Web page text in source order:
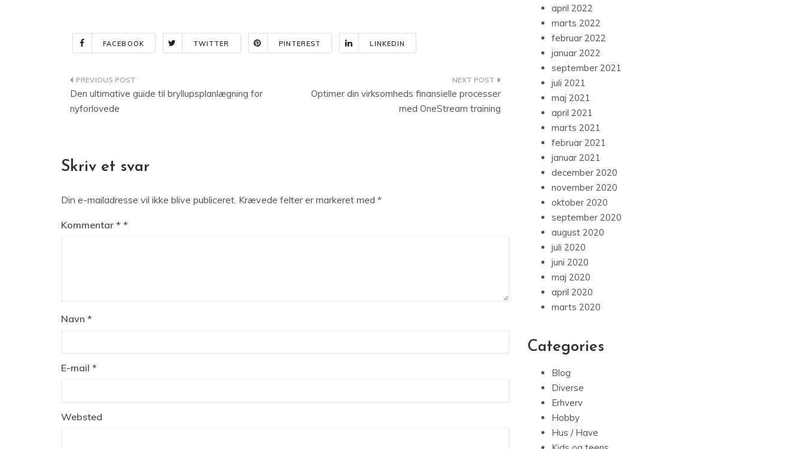
FACEBOOK TWITTER PINTEREST LINKEDIN
Indlægsnavigation
Den ultimative guide til bryllupsplanlægning for
nyforlovede
Optimer din virksomheds finansielle processer
med OneStream training
Skriv et svar
Din e-mailadresse vil ikke blive publiceret. Krævede felter er markeret med *
Kommentar *
Navn *
E-mail *
Websted
april 2022
marts 2022
februar 2022
januar 2022
september 2021
juli 2021
maj 2021
april 2021
marts 2021
februar 2021
januar 2021
december 2020
november 2020
oktober 2020
september 2020
august 2020
juli 2020
juni 2020
maj 2020
april 2020
marts 2020
Categories
Blog
Diverse
Erhverv
Hobby
Hus / Have